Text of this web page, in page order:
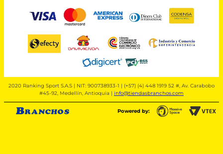
2020 Ranking Sport S.A.S | NIT: 900738933-1 | (+57) (4) 448 1919 52 #, Av. Carabobo
#45-92, Medellín, Antioquia | info@tiendasbranchos.com
Powered by: